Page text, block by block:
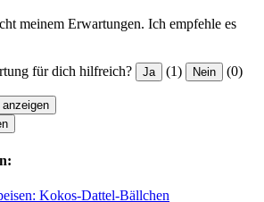
meinem Erwartungen. Ich empfehle es
für dich hilfreich? Ja (1) Nein (0)
Kokos-Dattel-Bällchen